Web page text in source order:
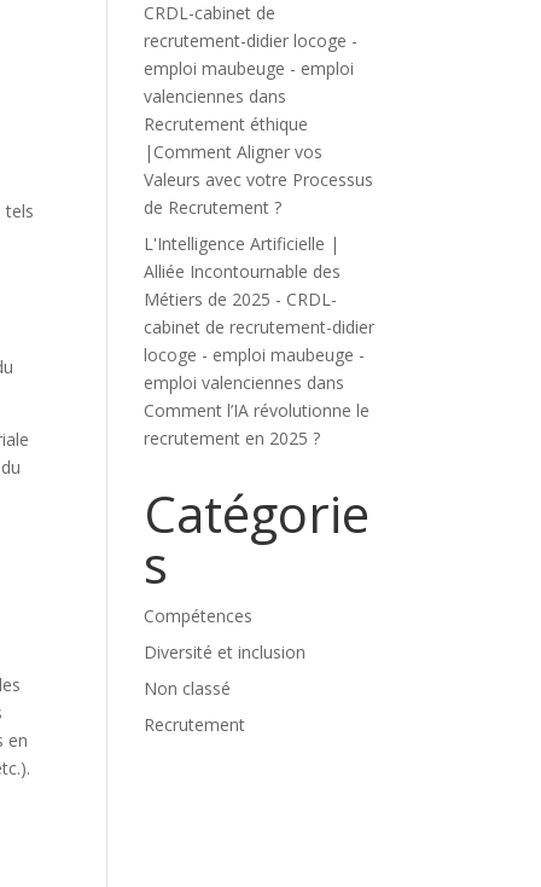
tels
en
CRDL-cabinet de
recrutement-didier locoge -
emploi maubeuge - emploi
valenciennes dans
Recrutement éthique
|Comment Aligner vos
Valeurs avec votre Processus
de Recrutement ?
L'Intelligence Artificielle |
Alliée Incontournable des
Métiers de 2025 - CRDL-
cabinet de recrutement-didier
locoge - emploi maubeuge -
emploi valenciennes dans
Comment l’IA révolutionne le
recrutement en 2025 ?
Catégorie
s
Compétences
Diversité et inclusion
Non classé
Recrutement